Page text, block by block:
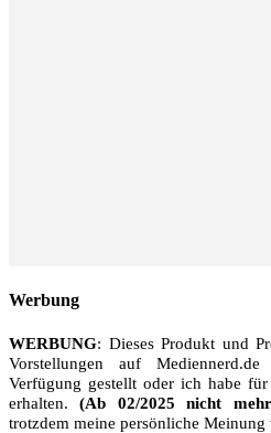
Werbung
WERBUNG: Dieses Produkt und
Vorstellungen auf
Verfügung gestellt oder ich habe
erhalten.(Ab 02/2025 nicht
trotzdem meine persönliche Meinung